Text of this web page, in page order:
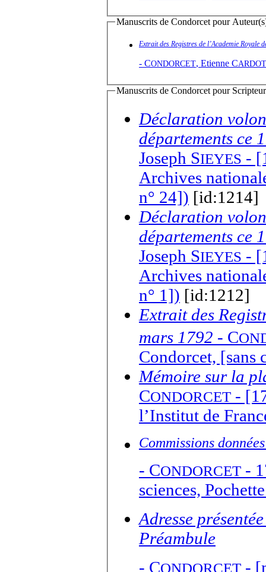
Manuscrits de Condorcet pour
Extrait des Registres de l’Academie Royale
- CONDORCET, Etienne CARDOT
Manuscrits de Condorcet pour
Déclaration
départements ce
Joseph SIEYES -
Archives
n° 24]) [id:1214]
Déclaration
départements ce
Joseph SIEYES -
Archives
n° 1]) [id:1212]
Extrait des
mars 1792 - C
Condorcet, [sans
Mémoire sur la
CONDORCET -
l’Institut de
Commissions
- CONDORCET -
sciences,
Adresse
Préambule
- CONDORCET -